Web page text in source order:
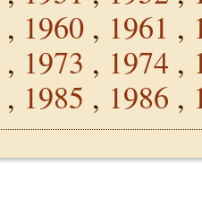
, 1960 , 1961 ,
, 1973 , 1974 ,
, 1985 , 1986 ,